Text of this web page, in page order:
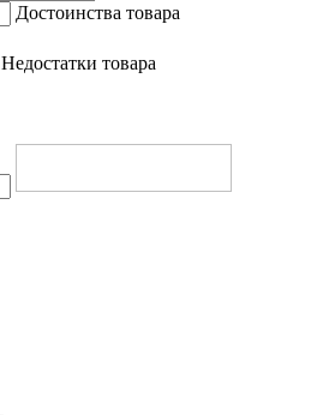
Достоинства товара
Недостатки товара